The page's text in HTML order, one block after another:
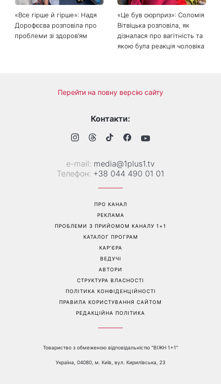
«Все гірше й гірше»: Надя
Дорофєєва розповіла про
«Це був сюрприз»: Соломія
Вітвіцька розповіла, як
дізналася про вагітність та
якою була реакція чоловіка